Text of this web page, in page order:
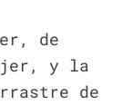
de
y la
de